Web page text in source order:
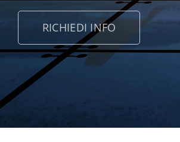
RICHIEDI INFO